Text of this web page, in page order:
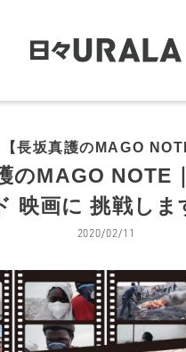
【長坂真護のMAGO
のMAGO NOTE
ド 映画に 挑戦しま
2020/02/11